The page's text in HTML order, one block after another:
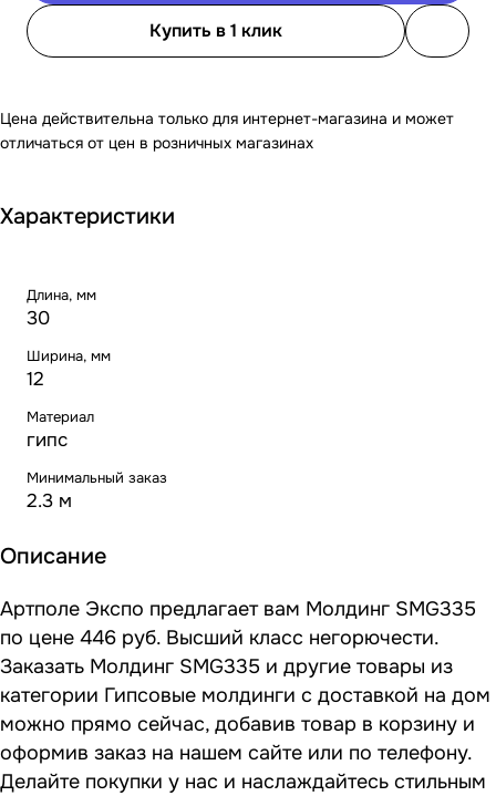
Купить в 1 клик
Цена действительна только для интернет-магазина и может
отличаться от цен в розничных магазинах
Характеристики
Длина, мм
30
Ширина, мм
12
Материал
гипс
Минимальный заказ
2.3 м
Описание
Артполе Экспо предлагает вам Молдинг SMG335
по цене 446 руб. Высший класс негорючести.
Заказать Молдинг SMG335 и другие товары из
категории Гипсовые молдинги с доставкой на дом
можно прямо сейчас, добавив товар в корзину и
оформив заказ на нашем сайте или по телефону.
Делайте покупки у нас и наслаждайтесь стильным